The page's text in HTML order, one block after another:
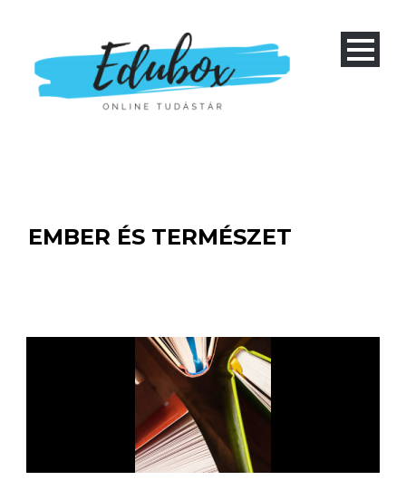
EMBER ÉS TERMÉSZET